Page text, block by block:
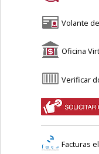
Volante
Oficina
Verificar
Facturas